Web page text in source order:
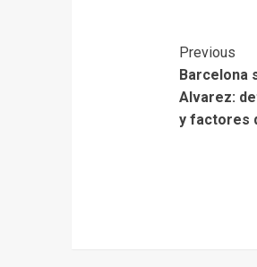
Previous
Barcelona
Alvarez:
y factores